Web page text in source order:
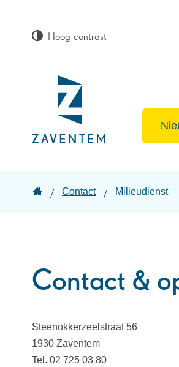
Lokaal
bestuur
Zaventem
Hoog contrast
Startpagina
Contact Milieudienst
Contact &
Contact
Adres
Steenokkerzeelstraat 56
,1930 Zaventem
Tel. 02 725 03 80